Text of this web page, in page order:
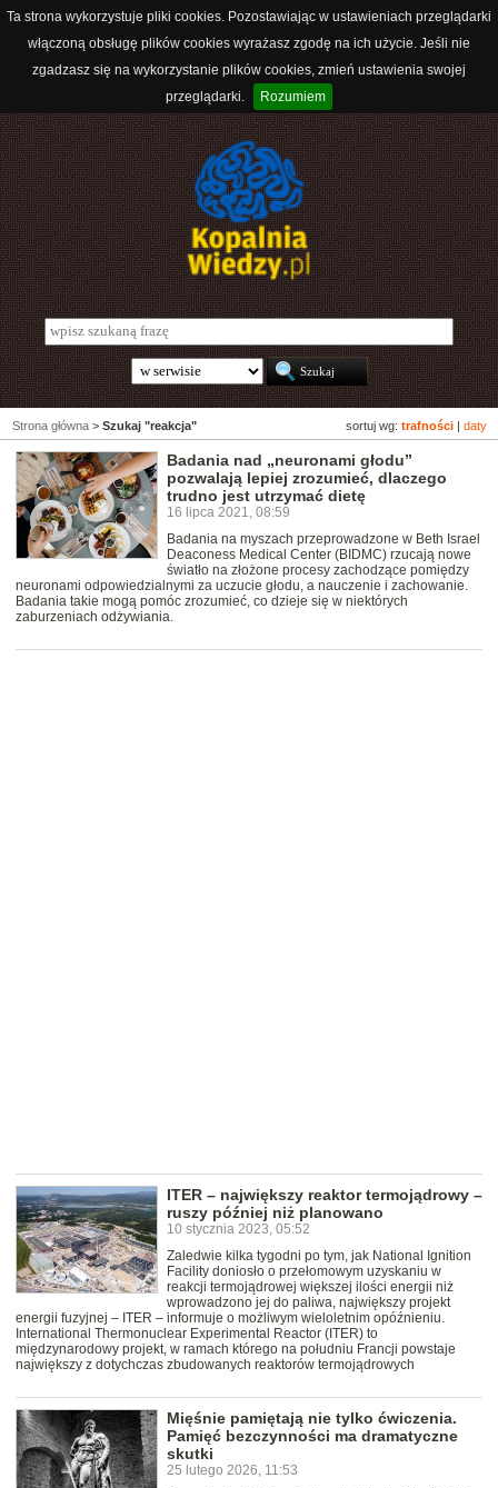
Ta strona wykorzystuje pliki cookies. Pozostawiając w ustawieniach przeglądarki
włączoną obsługę plików cookies wyrażasz zgodę na ich użycie. Jeśli nie
zgadzasz się na wykorzystanie plików cookies, zmień ustawienia swojej
przeglądarki.
Rozumiem
sortuj wg: trafności daty
Strona główna > Szukaj "reakcja"
Badania nad „neuronami głodu”
pozwalają lepiej zrozumieć, dlaczego
trudno jest utrzymać dietę
16 lipca 2021, 08:59
Badania na myszach przeprowadzone w Beth Israel
Deaconess Medical Center (BIDMC) rzucają nowe
światło na złożone procesy zachodzące pomiędzy
neuronami odpowiedzialnymi za uczucie głodu, a nauczenie i zachowanie.
Badania takie mogą pomóc zrozumieć, co dzieje się w niektórych
zaburzeniach odżywiania.
ITER – największy reaktor termojądrowy –
ruszy później niż planowano
10 stycznia 2023, 05:52
Zaledwie kilka tygodni po tym, jak National Ignition
Facility doniosło o przełomowym uzyskaniu w
reakcji termojądrowej większej ilości energii niż
wprowadzono jej do paliwa, największy projekt
energii fuzyjnej – ITER – informuje o możliwym wieloletnim opóźnieniu.
International Thermonuclear Experimental Reactor (ITER) to
międzynarodowy projekt, w ramach którego na południu Francji powstaje
największy z dotychczas zbudowanych reaktorów termojądrowych
Mięśnie pamiętają nie tylko ćwiczenia.
Pamięć bezczynności ma dramatyczne
skutki
25 lutego 2026, 11:53